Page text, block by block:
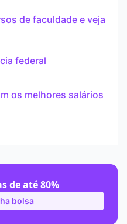
de faculdade e veja
federal
os melhores salários
de até 80%
bolsa